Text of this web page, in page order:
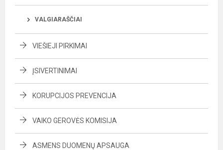
VALGIARAŠČIAI
VIEŠIEJI PIRKIMAI
ĮSIVERTINIMAI
KORUPCIJOS PREVENCIJA
VAIKO GEROVĖS KOMISIJA
ASMENS DUOMENŲ APSAUGA